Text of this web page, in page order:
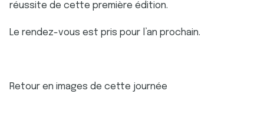
réussite de cette première édition.
Le rendez-vous est pris pour l’an prochain.
Retour en images de cette journée